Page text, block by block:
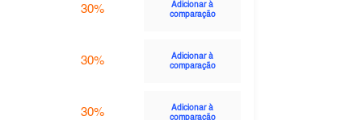
30%
Adicionar à
comparação
30%
Adicionar à
comparação
30%
Adicionar à
comparação